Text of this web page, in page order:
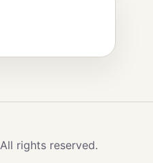
rights reserved.